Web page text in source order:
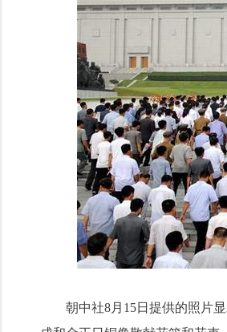
朝中社8月15日提供的照片显